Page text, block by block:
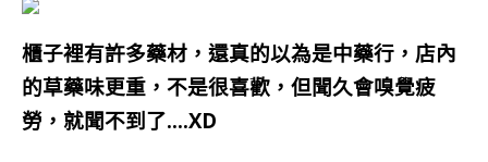
櫃子裡有許多藥材，還真的以為是中藥行，店內
的草藥味更重，不是很喜歡，但聞久會嗅覺疲
勞，就聞不到了….XD